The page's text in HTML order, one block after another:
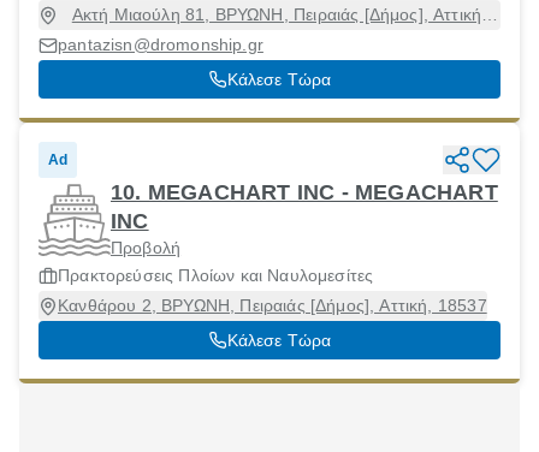
Ακτή Μιαούλη 81, ΒΡΥΩΝΗ, Πειραιάς [Δήμος], Αττική,
18538
pantazisn@dromonship.gr
Κάλεσε Τώρα
Ad
10. MEGACHART INC - MEGACHART
INC
Προβολή
Πρακτορεύσεις Πλοίων και Ναυλομεσίτες
Κανθάρου 2, ΒΡΥΩΝΗ, Πειραιάς [Δήμος], Αττική, 18537
Κάλεσε Τώρα